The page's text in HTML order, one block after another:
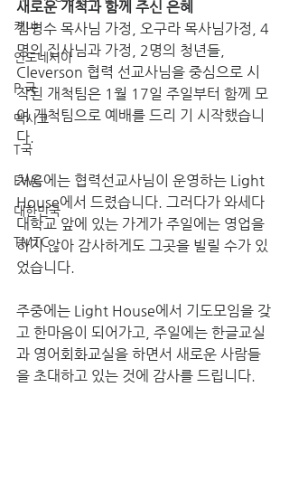
케냐
인도네시아
P 국
멕시코
T국
EWC
대한민국
TMTC
새로운 개척과 함께 주신 은혜
김병수 목사님 가정, 오구라 목사님가정, 4
명의 집사님과 가정, 2명의 청년들,
Cleverson 협력 선교사님을 중심으로 시
작된 개척팀은 1월 17일 주일부터 함께 모
여 개척팀으로 예배를 드리 기 시작했습니
다.
처음에는 협력선교사님이 운영하는 Light
House에서 드렸습니다. 그러다가 와세다
대학교 앞에 있는 가게가 주일에는 영업을
하지 않아 감사하게도 그곳을 빌릴 수가 있
었습니다.
주중에는 Light House에서 기도모임을 갖
고 한마음이 되어가고, 주일에는 한글교실
과 영어회화교실을 하면서 새로운 사람들
을 초대하고 있는 것에 감사를 드립니다.